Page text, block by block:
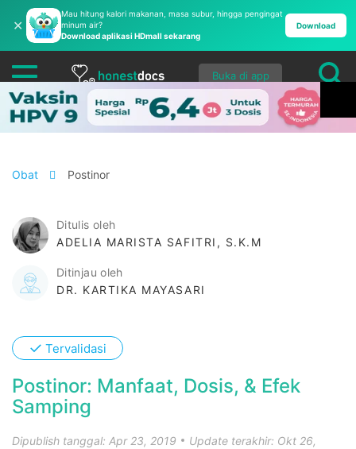
✕
Mau hitung kalori makanan, masa subur, hingga pengingat
minum air?
Download aplikasi HDmall sekarang
Download
Buka di app
Obat Postinor
Ditulis oleh
ADELIA MARISTA SAFITRI, S.K.M
Ditinjau oleh
DR. KARTIKA MAYASARI
✓ Tervalidasi
Postinor: Manfaat, Dosis, & Efek
Samping
Dipublish tanggal: Apr 23, 2019
Update terakhir: Okt 26,